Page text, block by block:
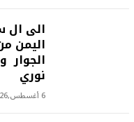
الى ال
اليمن
الجوار
نوري
6 أغسطس,2026